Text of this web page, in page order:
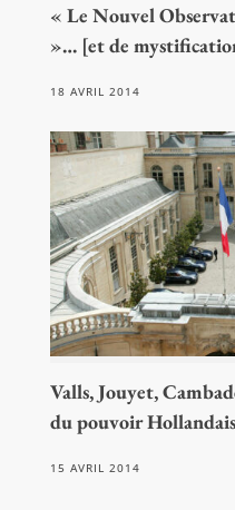
« Le Nouvel
»… [et de
18 AVRIL 2014
Valls, Jouyet,
du pouvoir Hollandais
15 AVRIL 2014